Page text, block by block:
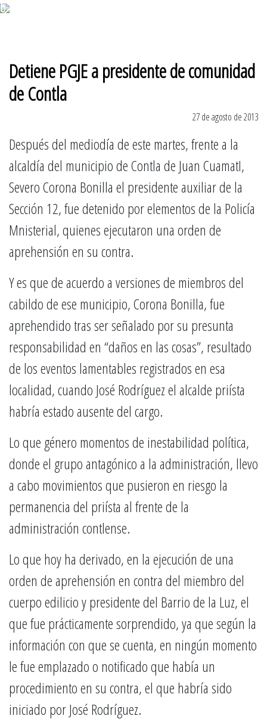
6 de agosto 2026
Detiene PGJE a presidente de comunidad
de Contla
27 de agosto de 2013
Después del mediodía de este martes, frente a la
alcaldía del municipio de Contla de Juan CuamatI,
Severo Corona Bonilla el presidente auxiliar de la
Sección 12, fue detenido por elementos de la Policía
Mnisterial, quienes ejecutaron una orden de
aprehensión en su contra.
Y es que de acuerdo a versiones de miembros del
cabildo de ese municipio, Corona Bonilla, fue
aprehendido tras ser señalado por su presunta
responsabilidad en “daños en las cosas”, resultado
de los eventos lamentables registrados en esa
localidad, cuando José Rodríguez el alcalde priísta
habría estado ausente del cargo.
Lo que género momentos de inestabilidad política,
donde el grupo antagónico a la administración, llevo
a cabo movimientos que pusieron en riesgo la
permanencia del priísta al frente de la
administración contlense.
Lo que hoy ha derivado, en la ejecución de una
orden de aprehensión en contra del miembro del
cuerpo edilicio y presidente del Barrio de la Luz, el
que fue prácticamente sorprendido, ya que según la
información con que se cuenta, en ningún momento
le fue emplazado o notificado que había un
procedimiento en su contra, el que habría sido
iniciado por José Rodríguez.